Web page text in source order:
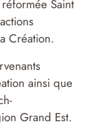
Saint
Création.
ainsi que
Grand Est.